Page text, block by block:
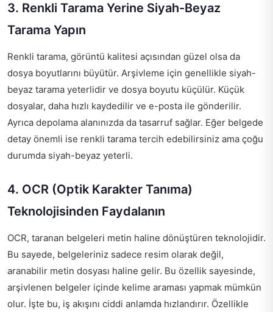
3. Renkli Tarama Yerine Siyah-Beyaz
Tarama Yapın
Renkli tarama, görüntü kalitesi açısından güzel olsa da
dosya boyutlarını büyütür. Arşivleme için genellikle siyah-
beyaz tarama yeterlidir ve dosya boyutu küçülür. Küçük
dosyalar, daha hızlı kaydedilir ve e-posta ile gönderilir.
Ayrıca depolama alanınızda da tasarruf sağlar. Eğer belgede
detay önemli ise renkli tarama tercih edebilirsiniz ama çoğu
durumda siyah-beyaz yeterli.
4. OCR (Optik Karakter Tanıma)
Teknolojisinden Faydalanın
OCR, taranan belgeleri metin haline dönüştüren teknolojidir.
Bu sayede, belgeleriniz sadece resim olarak değil,
aranabilir metin dosyası haline gelir. Bu özellik sayesinde,
arşivlenen belgeler içinde kelime araması yapmak mümkün
olur. İşte bu, iş akışını ciddi anlamda hızlandırır. Özellikle